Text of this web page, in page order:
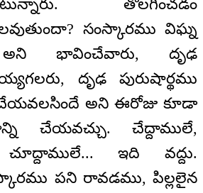
తొలగించడం
సంస్కారము విఘ్న
అని భావించేవారు, దృఢ
దృఢ పురుషార్థము
అని ఈరోజు కూడా
చేయవచ్చు. చేద్దాములే,
ఇది వద్దు.
పని రావడము, పిల్లలైన